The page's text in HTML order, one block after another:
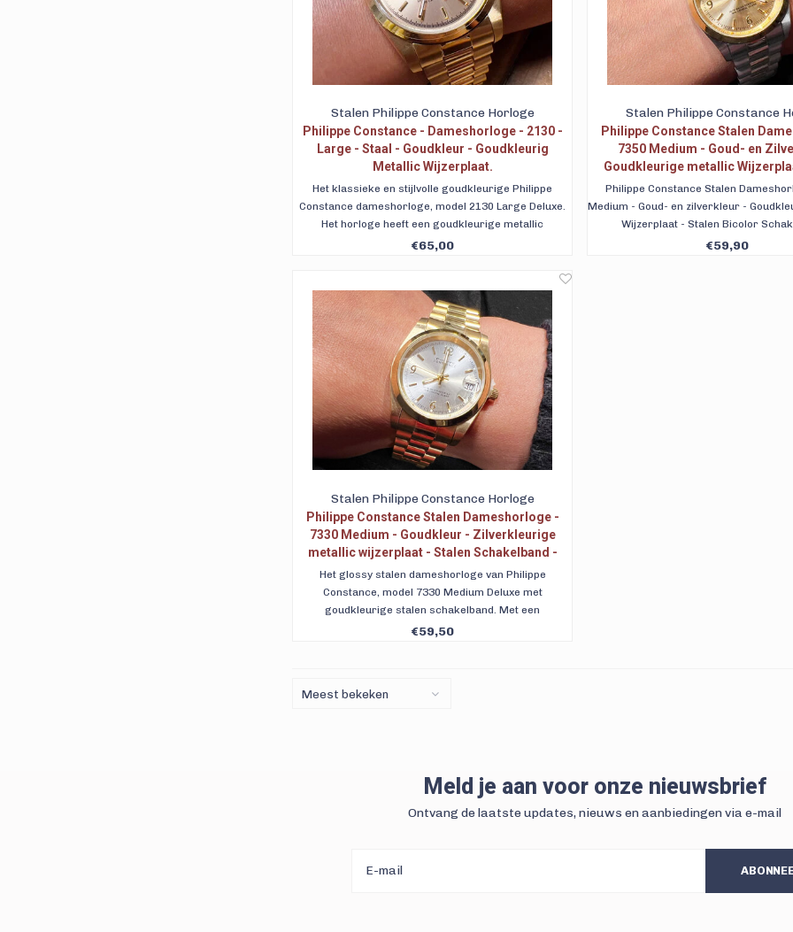
Stalen Philippe Constance Horloge
Philippe Constance - Dameshorloge - 2130 -
Large - Staal - Goudkleur - Goudkleurig
Metallic Wijzerplaat.
Het klassieke en stijlvolle goudkleurige Philippe
Constance dameshorloge, model 2130 Large Deluxe.
Het horloge heeft een goudkleurige metallic
wijzerplaat en datumaanduiding. Met gratis
€65,00
Stalen Philippe Constance
Philippe Constance Stalen
7350 Medium - Goud- en
Goudkleurige metallic
Bicolor Schakelband -
Philippe Constance Stalen
Medium - Goud- en zilverkleur -
Wijzerplaat - Stalen Bicolor
Datumaanduiding. Met gratis
€59,90
Stalen Philippe Constance Horloge
Philippe Constance Stalen Dameshorloge -
7330 Medium - Goudkleur - Zilverkleurige
metallic wijzerplaat - Stalen Schakelband -
Datumaanduiding
Het glossy stalen dameshorloge van Philippe
Constance, model 7330 Medium Deluxe met
goudkleurige stalen schakelband. Met een
zilverkleurige metallic wijzerplaat en datumaanduiding.
€59,50
Meest bekeken
Meld je aan voor onze nieuwsbrief
Ontvang de laatste updates, nieuws en aanbiedingen via e-mail